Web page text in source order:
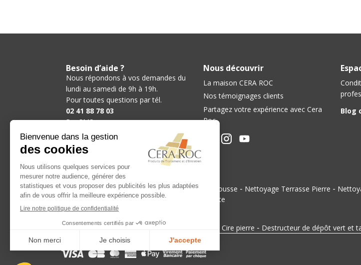
Besoin d’aide ?
Nous répondons à vos demandes du
lundi au samedi de 9h à 19h.
Pour toutes questions par tél.
02 41 88 78 03
Par SMS
06 37 46 70 03
Par mail
contact@ceraroc.com
Nous découvrir
La maison CERA ROC
Nos témoignages clients
Partagez votre expérience avec Cera
Roc
Blog
Nos catégories :
Hydrofuge Terrasse-Hydrofuge Pierre- Antimousse - Nettoyage Terrasse Pierre -
Décapant Pierre-Décapant Tomette Terre Cuite
Nos meilleurs produits
Décapant pierre- Décapant après pose pierre Cire pierre - Destructeur de dépôt vert et
Modes de paiement